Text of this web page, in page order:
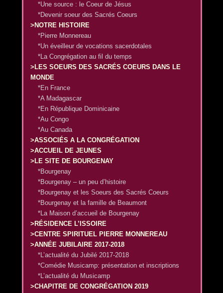
*Une source : le Coeur de Jésus
*Devenir soeur des Sacrés Coeurs
>NOTRE HISTOIRE
*Pierre Monnereau
*Un éveilleur de vocations sacerdotales
*La Congrégation au fil du temps
>LES SOEURS DES SACRÉS COEURS DANS LE
MONDE
*En France
*A Madagascar
*En République Dominicaine
*Au Congo
*Au Canada
>ASSOCIÉS A LA CONGRÉGATION
>ACCUEIL DE JEUNES
>LE SITE DE BOURGENAY
*Bourgenay
*Bourgenay – un peu d’histoire
*Bourgenay et les Soeurs des Sacrés Coeurs
*Bourgenay et la famille de Beaumont
*La Maison d’accueil de Bourgenay
>RÉSIDENCE L’ISSOIRE
>CENTRE SPIRITUEL PIERRE MONNEREAU
>ANNÉE JUBILAIRE 2017-2018
*L’actualité du Jubilé 2017-2018
*Comédie Musicamp: présentation et inscriptions
*L’actualité du Musicamp
>CHAPITRE DE CONGRÉGATION 2019